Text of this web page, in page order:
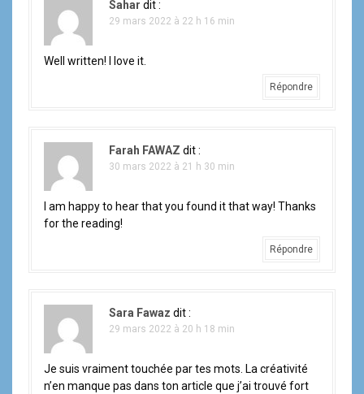
Sahar dit :
29 mars 2022 à 22 h 16 min
Well written! I love it.
Répondre
Farah FAWAZ dit :
30 mars 2022 à 21 h 30 min
I am happy to hear that you found it that way! Thanks
for the reading!
Répondre
Sara Fawaz dit :
29 mars 2022 à 20 h 18 min
Je suis vraiment touchée par tes mots. La créativité
n’en manque pas dans ton article que j’ai trouvé fort